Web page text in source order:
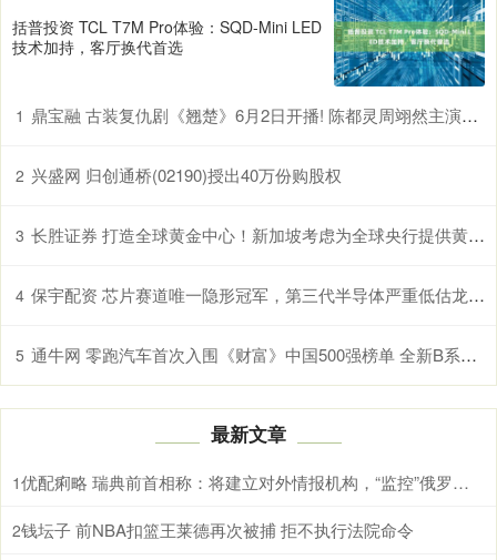
括普投资 TCL T7M Pro体验：SQD-Mini LED
技术加持，客厅换代首选
1 鼎宝融 古装复仇剧《翘楚》6月2日开播! 陈都灵周翊然主演，权谋爽感拉满
2 兴盛网 归创通桥(02190)授出40万份购股权
3 长胜证券 打造全球黄金中心！新加坡考虑为全球央行提供黄金储存服务
4 保宇配资 芯片赛道唯一隐形冠军，第三代半导体严重低估龙头，北向重仓抢筹
5 通牛网 零跑汽车首次入围《财富》中国500强榜单 全新B系列首款智能轿车B01即将上市
最新文章
1 优配痢略 瑞典前首相称：将建立对外情报机构，“监控”俄罗斯领导人 应对地缘政治局势
2钱坛子 前NBA扣篮王莱德再次被捕 拒不执行法院命令